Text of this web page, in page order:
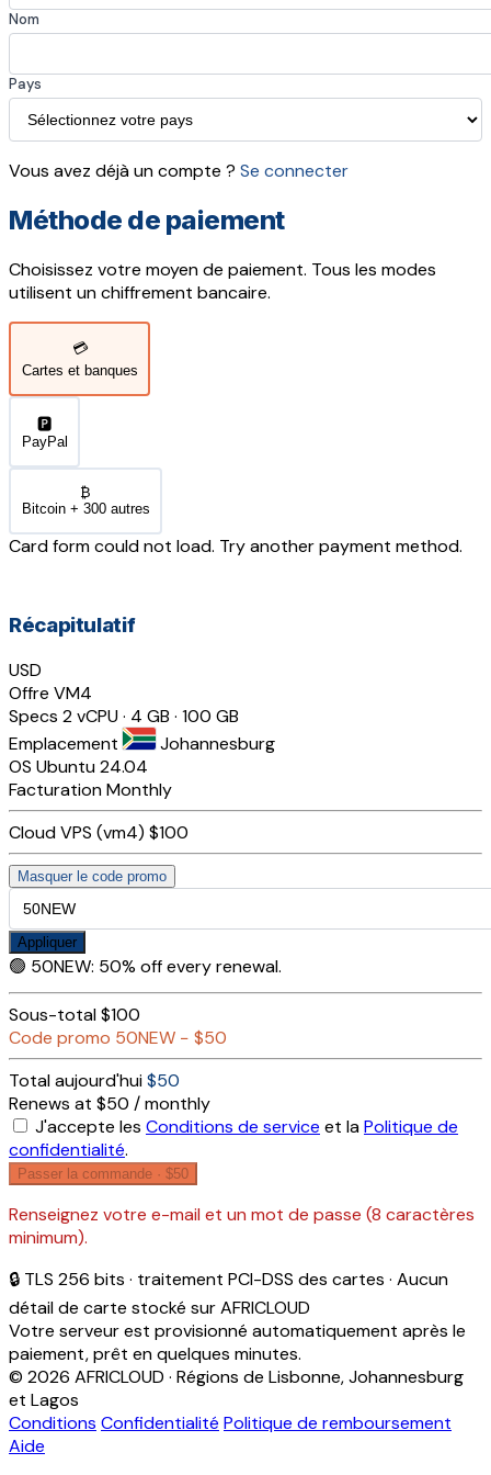
Nom
Pays
Vous avez déjà un compte ? Se connecter
Méthode de paiement
Choisissez votre moyen de paiement. Tous les modes
utilisent un chiffrement bancaire.
💳
Cartes et banques
🅿️
PayPal
₿
Bitcoin + 300 autres
Card form could not load. Try another payment method.
Récapitulatif
USD
Offre VM4
Specs 2 vCPU · 4 GB · 100 GB
Emplacement
Johannesburg
OS Ubuntu 24.04
FacturationMonthly
Cloud VPS (vm4) $100
Masquer le code promo
Appliquer
🟢 50NEW: 50% off every renewal.
Sous-total$100
Code promo 50NEW − $50
Total aujourd'hui$50
Renews at $50 / monthly
J'accepte les Conditions de service et laPolitique de
confidentialité.
Passer la commande · $50
Renseignez votre e-mail et un mot de passe (8 caractères
minimum).
🔒 TLS 256 bits · traitement PCI-DSS des cartes · Aucun
détail de carte stocké sur AFRICLOUD
Votre serveur est provisionné automatiquement après le
paiement, prêt en quelques minutes.
© 2026 AFRICLOUD · Régions de Lisbonne, Johannesburg
et Lagos
Conditions Confidentialité Politique de remboursement
Aide